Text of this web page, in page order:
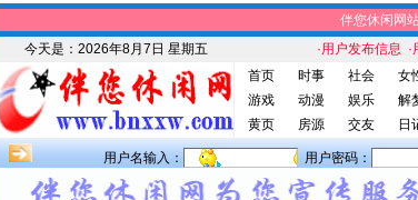
伴您休闲网站
今天是： 2026年8月7日 星期五 ·用户发布信息
首页
时事 社会 女
游戏
动漫 娱乐 解
黄页
房源 交友 日
用户名输入： 用户密码：